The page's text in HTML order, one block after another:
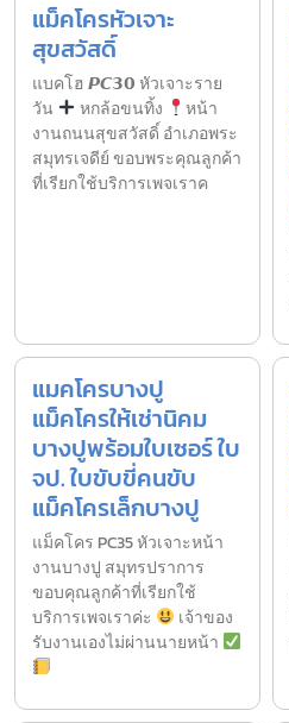
แม็คโครหัวเจาะ
สุขสวัสดิ์
แบคโฮ 𝙋𝘾𝟯𝟬 หัวเจาะราย
วัน
หกล้อขนทิ้ง
หน้า
งานถนนสุขสวัสดิ์ อำเภอพระ
สมุทรเจดีย์ ขอบพระคุณลูกค้า
ที่เรียกใช้บริการเพจเราค
แมคโครบางปู
แม็คโครให้เช่านิคม
บางปูพร้อมใบเซอร์ ใบ
จป. ใบขับขี่คนขับ
แม็คโครเล็กบางปู
แม็คโคร PC35 หัวเจาะหน้า
งานบางปู สมุทรปราการ
ขอบคุณลูกค้าที่เรียกใช้
บริการเพจเราค่ะ
เจ้าของ
รับงานเองไม่ผ่านนายหน้า